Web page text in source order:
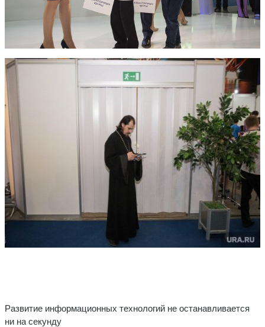
Развитие информационных технологий не останавливается
ни на секунду